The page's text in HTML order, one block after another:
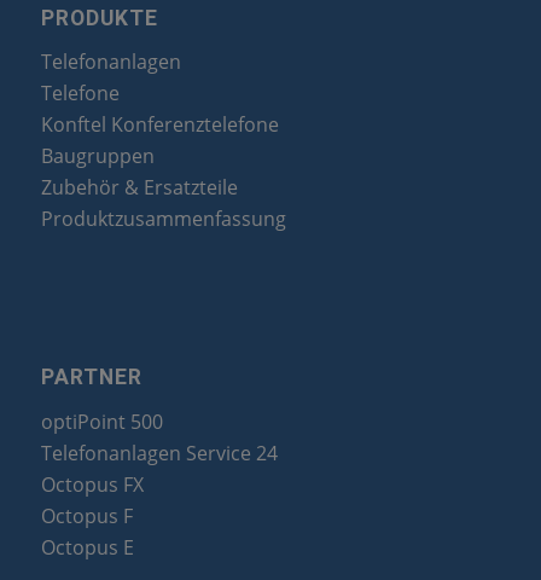
PRODUKTE
Telefonanlagen
Telefone
Konftel Konferenztelefone
Baugruppen
Zubehör & Ersatzteile
Produktzusammenfassung
PARTNER
optiPoint 500
Telefonanlagen Service 24
Octopus FX
Octopus F
Octopus E